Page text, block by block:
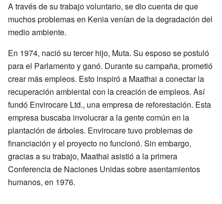
A través de su trabajo voluntario, se dio cuenta de que
muchos problemas en Kenia venían de la degradación del
medio ambiente.
En 1974, nació su tercer hijo, Muta. Su esposo se postuló
para el Parlamento y ganó. Durante su campaña, prometió
crear más empleos. Esto inspiró a Maathai a conectar la
recuperación ambiental con la creación de empleos. Así
fundó Envirocare Ltd., una empresa de reforestación. Esta
empresa buscaba involucrar a la gente común en la
plantación de árboles. Envirocare tuvo problemas de
financiación y el proyecto no funcionó. Sin embargo,
gracias a su trabajo, Maathai asistió a la primera
Conferencia de Naciones Unidas sobre asentamientos
humanos, en 1976.